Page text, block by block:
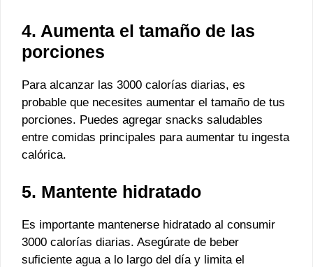
4. Aumenta el tamaño de las
porciones
Para alcanzar las 3000 calorías diarias, es
probable que necesites aumentar el tamaño de tus
porciones. Puedes agregar snacks saludables
entre comidas principales para aumentar tu ingesta
calórica.
5. Mantente hidratado
Es importante mantenerse hidratado al consumir
3000 calorías diarias. Asegúrate de beber
suficiente agua a lo largo del día y limita el